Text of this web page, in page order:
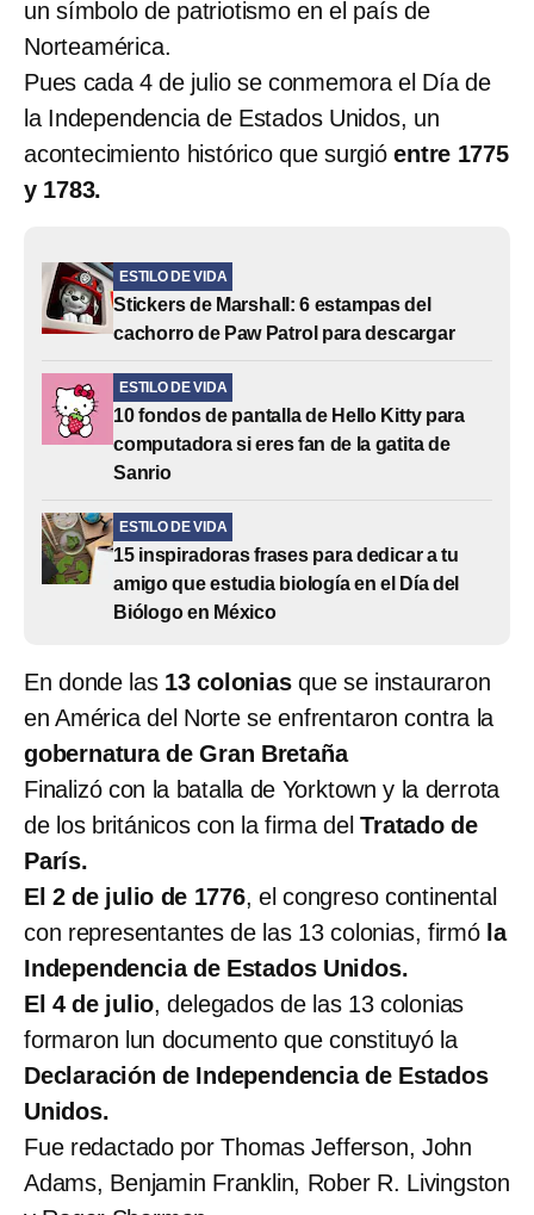
un símbolo de patriotismo en el país de
Norteamérica.
Pues cada 4 de julio se conmemora el Día de
la Independencia de Estados Unidos, un
acontecimiento histórico que surgióentre 1775
y 1783.
ESTILO DE VIDA
Stickers de Marshall: 6 estampas del
cachorro de Paw Patrol para descargar
ESTILO DE VIDA
10 fondos de pantalla de Hello Kitty para
computadora si eres fan de la gatita de
Sanrio
ESTILO DE VIDA
15 inspiradoras frases para dedicar a tu
amigo que estudia biología en el Día del
Biólogo en México
En donde las13 coloniasque se instauraron
en América del Norte se enfrentaron contra la
gobernatura de Gran Bretaña
Finalizó con la batalla de Yorktown y la derrota
de los británicos con la firma del Tratado de
París.
El 2 de julio de 1776, el congreso continental
con representantes de las 13 colonias, firmóla
Independencia de Estados Unidos.
El 4 de julio, delegados de las 13 colonias
formaron lun documento que constituyó la
Declaración de Independencia de Estados
Unidos.
Fue redactado por Thomas Jefferson, John
Adams, Benjamin Franklin, Rober R. Livingston